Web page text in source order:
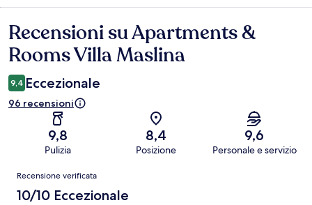
Recensioni
Recensioni su Apartments &
Rooms Villa Maslina
9,4 Eccezionale
96 recensioni
9,8
Pulizia
8,4
Posizione
9,6
Personale e servizio
Recensioni
Recensione verificata
10/10 Eccezionale